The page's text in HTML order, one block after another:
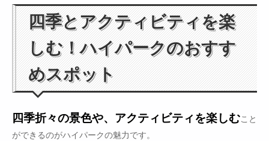
四季とアクティビティを楽
しむ！ハイパークのおすす
めスポット
四季折々の景色や、アクティビティを楽しむこと
ができるのがハイパークの魅力です。